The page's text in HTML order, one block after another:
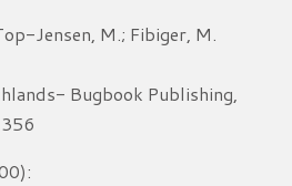
Jensen, M.; Fibiger, M.
Bugbook Publishing,